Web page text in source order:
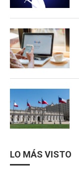
LO MÁS VISTO